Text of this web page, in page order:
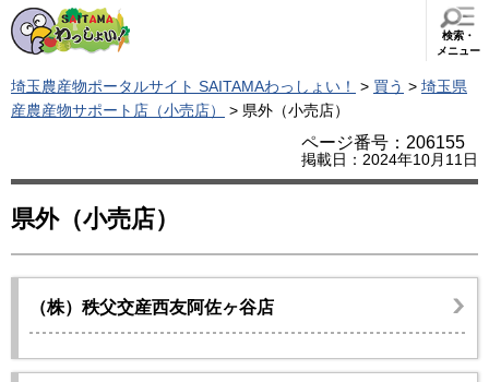
検索・
メニュー
埼玉農産物ポータルサイト SAITAMAわっしょい！ > 買う > 埼玉県
産農産物サポート店（小売店）
> 県外（小売店）
ページ番号：206155
掲載日：2024年10月11日
県外（小売店）
（株）秩父交産西友阿佐ヶ谷店